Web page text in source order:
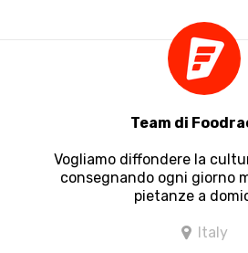
Team di
Vogliamo diffondere la
consegnando ogni giorno
pietanze a
Italy